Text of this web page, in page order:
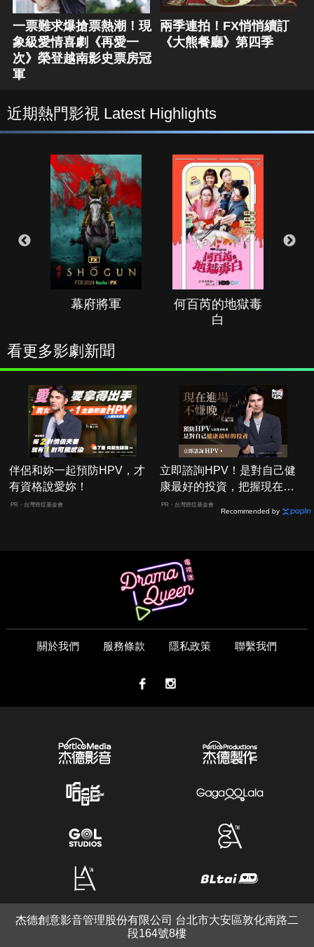
一票難求爆搶票熱潮！現
象級愛情喜劇《再愛一
次》榮登越南影史票房冠
軍
兩季連拍！FX悄悄續訂
《大熊餐廳》第四季
近期熱門影視 Latest Highlights
幕府將軍
何百芮的地獄毒
白
看更多影劇新聞
伴侶和妳一起預防HPV，才
有資格說愛妳！
PR・台灣癌症基金會
立即諮詢HPV！是對自己健
康最好的投資，把握現在不
嫌晚！
PR・台灣癌症基金會
Recommended by
關於我們 服務條款 隱私政策 聯繫我們
杰德創意影音管理股份有限公司 台北市大安區敦化南路二
段164號8樓